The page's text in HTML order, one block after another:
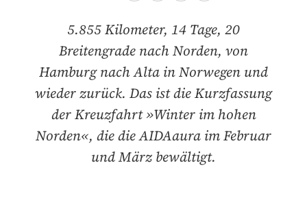
5.855 Kilometer, 14 Tage, 20
Breitengrade nach Norden, von
Hamburg nach Alta in Norwegen und
wieder zurück. Das ist die Kurzfassung
der Kreuzfahrt »Winter im hohen
Norden«, die die AIDAaura im Februar
und März bewältigt.